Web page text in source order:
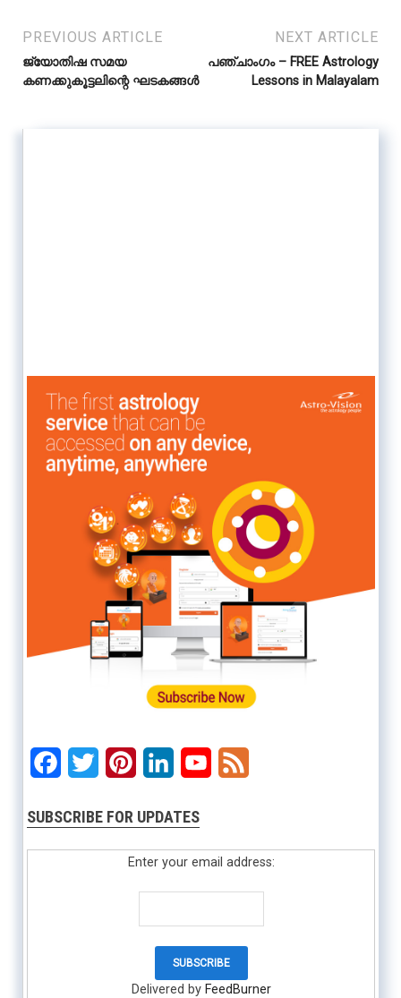
PREVIOUS ARTICLE
ജ്യോതിഷ സമയ
കണക്കുകൂട്ടലിന്റെ ഘടകങ്ങൾ
NEXT ARTICLE
പഞ്ചാംഗം – FREE Astrology
Lessons in Malayalam
Facebook
Twitter PinterestLinkedInYouTube
SUBSCRIBE FOR UPDATES
Enter your email address:
Delivered by FeedBurner